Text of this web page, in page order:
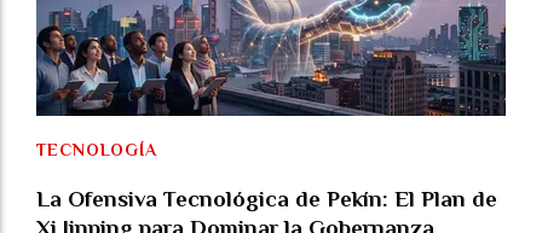
La Ofensiva Tecnológica de Pekín: El Plan de
Xi Jinping para Dominar la Gobernanza
TECNOLOGÍA